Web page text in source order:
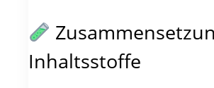
Inhaltsstoffe